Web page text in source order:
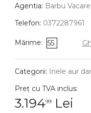
Coliere
Lanturi
Pandantive
DIAMANTE
Cercei
Agentia: Barbu
Telefon: 0372287961
Mărime: 55
Categorii: Inele aur
Preț cu TVA inclus:
3.19499 Lei